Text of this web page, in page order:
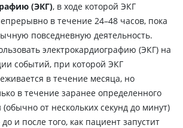
(ЭКГ), в ходе которой ЭКГ
в течение 24–48 часов, пока
повседневную деятельность.
электрокардиографию (ЭКГ) на
событий, при которой ЭКГ
в течение месяца, но
в течение заранее определенного
от нескольких секунд до минут)
и после того, как пациент запустит